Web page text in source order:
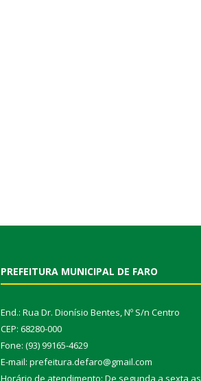
PREFEITURA MUNICIPAL DE FARO
End.: Rua Dr. Dionísio Bentes, Nº S/n Centro
CEP: 68280-000
Fone: (93) 99165-4629
E-mail: prefeitura.defaro@gmail.com
Horário de atendimento: De segunda a sexta as